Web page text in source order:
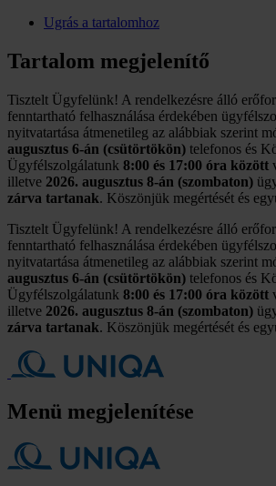
Ugrás a tartalomhoz
Tartalom megjelenítő
Tisztelt Ügyfelünk! A rendelkezésre álló
fenntartható felhasználása érdekében
nyitvatartása átmenetileg az alábbiak szerint
augusztus 6-án (csütörtökön) telefonos és
Ügyfélszolgálatunk 8:00 és 17:00 óra között
illetve 2026. augusztus 8-án (szombaton)
zárva tartanak. Köszönjük megértését és
Tisztelt Ügyfelünk! A rendelkezésre álló
fenntartható felhasználása érdekében
nyitvatartása átmenetileg az alábbiak szerint
augusztus 6-án (csütörtökön) telefonos és
Ügyfélszolgálatunk 8:00 és 17:00 óra között
illetve 2026. augusztus 8-án (szombaton)
zárva tartanak. Köszönjük megértését és
Menü megjelenítése